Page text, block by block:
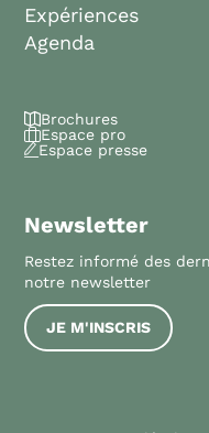
Expériences
Agenda
Brochures
Espace pro
Espace presse
Newsletter
Restez informé des
notre newsletter
JE M'INSCRIS